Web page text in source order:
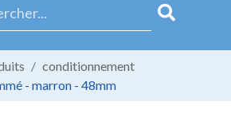
conditionnement
- marron - 48mm